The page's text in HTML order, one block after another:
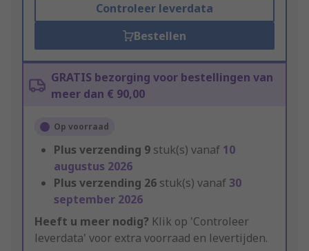
Controleer leverdata
Bestellen
GRATIS bezorging voor bestellingen van
meer dan € 90,00
Op voorraad
Plus verzending 9 stuk(s) vanaf 10
augustus 2026
Plus verzending 26 stuk(s) vanaf30
september 2026
Heeft u meer nodig? Klik op 'Controleer
leverdata' voor extra voorraad en levertijden.